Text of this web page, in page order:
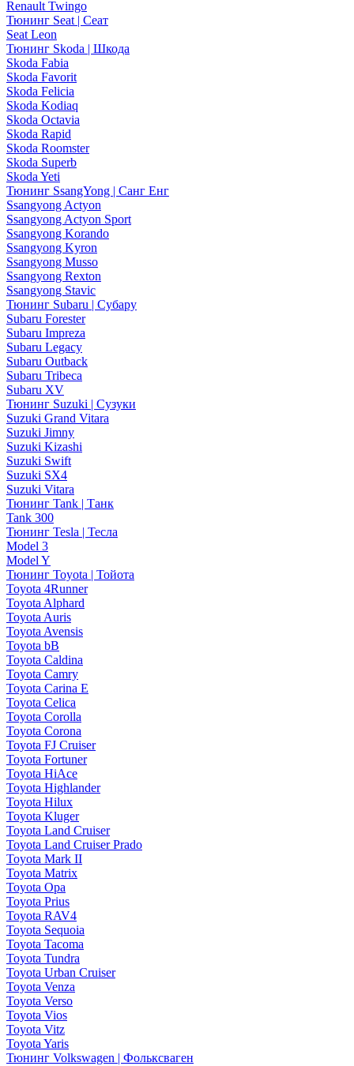
Renault Twingo
Тюнинг Seat | Сеат
Seat Leon
Тюнинг Skoda | Шкода
Skoda Fabia
Skoda Favorit
Skoda Felicia
Skoda Kodiaq
Skoda Octavia
Skoda Rapid
Skoda Roomster
Skoda Superb
Skoda Yeti
Тюнинг SsangYong | Санг Енг
Ssangyong Actyon
Ssangyong Actyon Sport
Ssangyong Korando
Ssangyong Kyron
Ssangyong Musso
Ssangyong Rexton
Ssangyong Stavic
Тюнинг Subaru | Субару
Subaru Forester
Subaru Impreza
Subaru Legacy
Subaru Outback
Subaru Tribeca
Subaru XV
Тюнинг Suzuki | Сузуки
Suzuki Grand Vitara
Suzuki Jimny
Suzuki Kizashi
Suzuki Swift
Suzuki SX4
Suzuki Vitara
Тюнинг Tank | Танк
Tank 300
Тюнинг Tesla | Тесла
Model 3
Model Y
Тюнинг Toyota | Тойота
Toyota 4Runner
Toyota Alphard
Toyota Auris
Toyota Avensis
Toyota bB
Toyota Caldina
Toyota Camry
Toyota Carina E
Toyota Celica
Toyota Corolla
Toyota Corona
Toyota FJ Cruiser
Toyota Fortuner
Toyota HiAce
Toyota Highlander
Toyota Hilux
Toyota Kluger
Toyota Land Cruiser
Toyota Land Cruiser Prado
Toyota Mark II
Toyota Matrix
Toyota Opa
Toyota Prius
Toyota RAV4
Toyota Sequoia
Toyota Tacoma
Toyota Tundra
Toyota Urban Cruiser
Toyota Venza
Toyota Verso
Toyota Vios
Toyota Vitz
Toyota Yaris
Тюнинг Volkswagen | Фольксваген